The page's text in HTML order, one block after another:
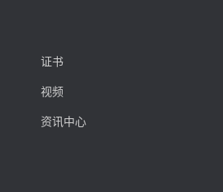
证书
视频
资讯中心